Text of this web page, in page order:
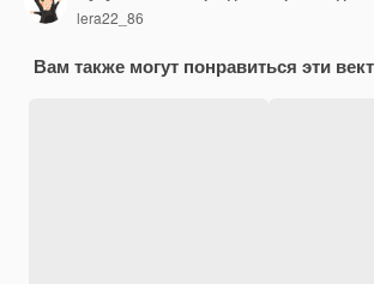
lera22_86
Вам также могут понравиться эти